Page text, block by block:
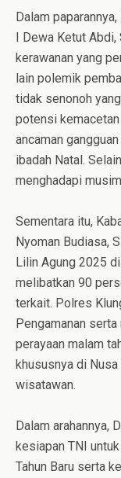
Dalam
I Dewa Ketut Abdi,
kerawanan yang
lain polemik
tidak senonoh
potensi
ancaman
ibadah Natal.
menghadapi
Sementara itu,
Nyoman Budiasa,
Lilin Agung 2025
melibatkan 90
terkait. Polres
Pengamanan
perayaan malam
khususnya di
wisatawan.
Dalam arahannya,
kesiapan TNI
Tahun Baru serta